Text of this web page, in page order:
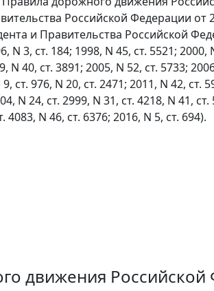
Российской Федерации от
и Правительства Российской
3, ст. 184; 1998, N 45, ст. 5521; 2000,
N 40, ст. 3891; 2005, N 52, ст. 5733;
ст. 976, N 20, ст. 2471; 2011, N 42, ст.
N 24, ст. 2999, N 31, ст. 4218, N 41,
4083, N 46, ст. 6376; 2016, N 5, ст. 694).
движения